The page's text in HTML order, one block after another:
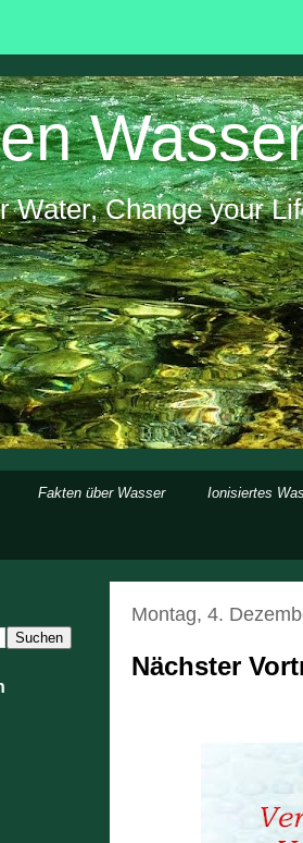
Water, Change your
Fakten über Wasser Ionisiertes
Montag, 4.
Nächster